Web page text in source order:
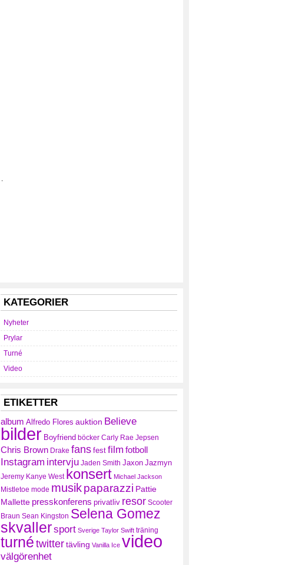
.
KATEGORIER
Nyheter
Prylar
Turné
Video
ETIKETTER
album Alfredo Flores auktion Believe
bilder Boyfriend böcker Carly Rae Jepsen
Chris Brown Drake fans fest film fotboll
Instagram intervju Jaden Smith Jaxon Jazmyn
Jeremy Kanye West konsert Michael Jackson
Mistletoe mode musikpaparazzi Pattie
Mallette presskonferens privatliv resor Scooter
Braun Sean Kingston Selena Gomez
skvallersport Sverige Taylor Swift träning
turné twittertävling Vanilla Ice video
välgörenhet